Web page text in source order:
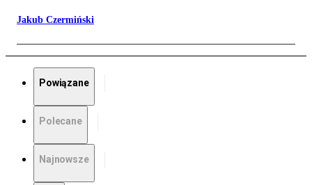
Jakub Czermiński
Powiązane
Polecane
Najnowsze